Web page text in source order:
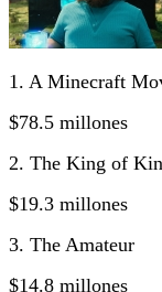
1. A Minecraft
$78.5 millones
2. The King of
$19.3 millones
3. The Amateur
$14.8 millones